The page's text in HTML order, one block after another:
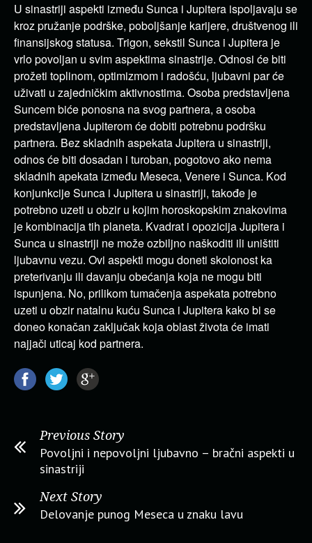
U sinastriji aspekti između Sunca i Jupitera ispoljavaju se
kroz pružanje podrške, poboljšanje karijere, društvenog ili
finansijskog statusa. Trigon, sekstil Sunca i Jupitera je
vrlo povoljan u svim aspektima sinastrije. Odnosi će biti
prožeti toplinom, optimizmom i radošću, ljubavni par će
uživati u zajedničkim aktivnostima. Osoba predstavljena
Suncem biće ponosna na svog partnera, a osoba
predstavljena Jupiterom će dobiti potrebnu podršku
partnera. Bez skladnih aspekata Jupitera u sinastriji,
odnos će biti dosadan i turoban, pogotovo ako nema
skladnih apekata između Meseca, Venere i Sunca. Kod
konjunkcije Sunca i Jupitera u sinastriji, takođe je
potrebno uzeti u obzir u kojim horoskopskim znakovima
je kombinacija tih planeta. Kvadrat i opozicija Jupitera i
Sunca u sinastriji ne može ozbiljno naškoditi ili uništiti
ljubavnu vezu. Ovi aspekti mogu doneti skolonost ka
preterivanju ili davanju obećanja koja ne mogu biti
ispunjena. No, prilikom tumačenja aspekata potrebno
uzeti u obzir natalnu kuću Sunca i Jupitera kako bi se
doneo konačan zaključak koja oblast života će imati
najjači uticaj kod partnera.
Previous Story
Povoljni i nepovoljni ljubavno – bračni aspekti u
sinastriji
Next Story
Delovanje punog Meseca u znaku lavu